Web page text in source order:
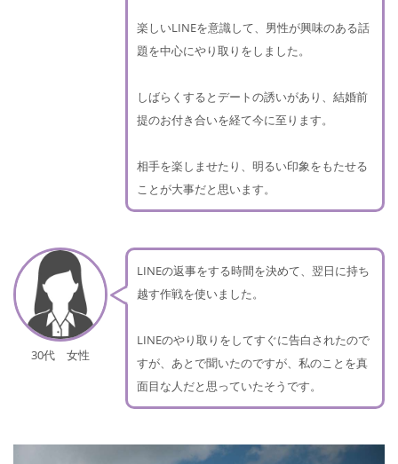
楽しいLINEを意識して、男性が興味のある話
題を中心にやり取りをしました。
しばらくするとデートの誘いがあり、結婚前
提のお付き合いを経て今に至ります。
相手を楽しませたり、明るい印象をもたせる
ことが大事だと思います。
30代 女性
LINEの返事をする時間を決めて、翌日に持ち
越す作戦を使いました。
LINEのやり取りをしてすぐに告白されたので
すが、あとで聞いたのですが、私のことを真
面目な人だと思っていたそうです。